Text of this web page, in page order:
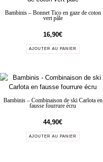
Bambinis – Bonnet Tico en gaze de coton
vert pâle
16,90€
AJOUTER AU PANIER
Bambinis – Combinaison de ski Carlota en
fausse fourrure écru
44,90€
AJOUTER AU PANIER